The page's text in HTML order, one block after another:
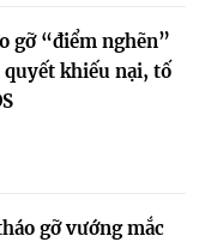
gỡ “điểm nghẽn”
khiếu nại, tố
gỡ vướng mắc